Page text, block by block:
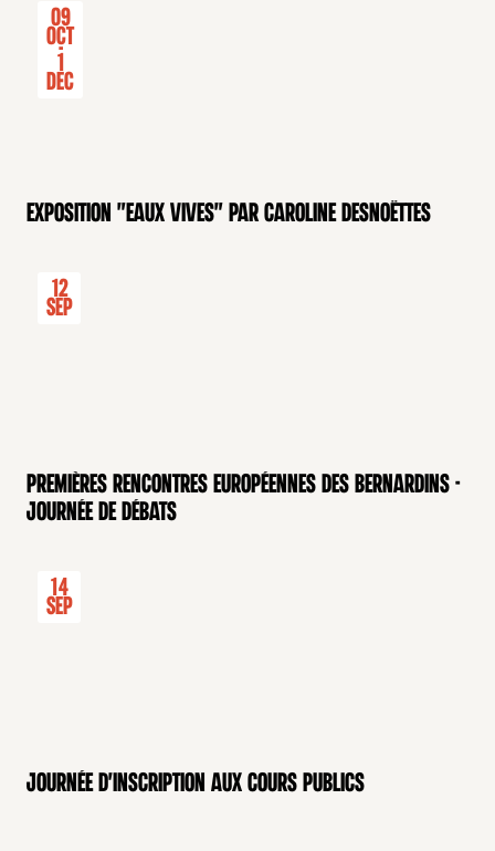
09
Oct
-
1
Dec
Exposition "Eaux Vives" par Caroline Desnoëttes
12
Sep
Premières rencontres européennes des Bernardins -
Journée de débats
14
Sep
Journée d'inscription aux cours publics